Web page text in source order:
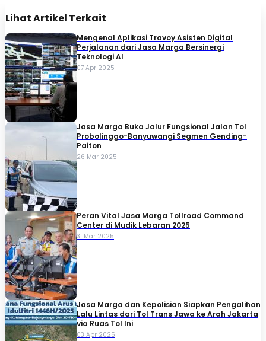
Lihat Artikel Terkait
Mengenal Aplikasi Travoy Asisten Digital
Perjalanan dari Jasa Marga Bersinergi
Teknologi AI
07 Apr 2025
Jasa Marga Buka Jalur Fungsional Jalan Tol
Probolinggo-Banyuwangi Segmen Gending-
Paiton
26 Mar 2025
Peran Vital Jasa Marga Tollroad Command
Center di Mudik Lebaran 2025
31 Mar 2025
Jasa Marga dan Kepolisian Siapkan Pengalihan
Lalu Lintas dari Tol Trans Jawa ke Arah Jakarta
via Ruas Tol Ini
03 Apr 2025